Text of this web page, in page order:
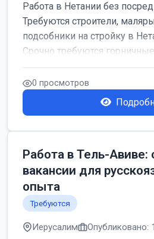
Работа в Нетании без
Требуются строители,
подсобники на стройку в
Срочно требуются
0 просмотров
Работа в Тель-Авиве:
вакансии для
опыта
Требуются
Иерусалим Опубликовано: